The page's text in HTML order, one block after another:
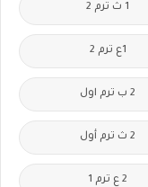
1 ث ترم 2
1ع ترم 2
2 ب ترم اول
2 ث ترم أول
2 ع ترم 1